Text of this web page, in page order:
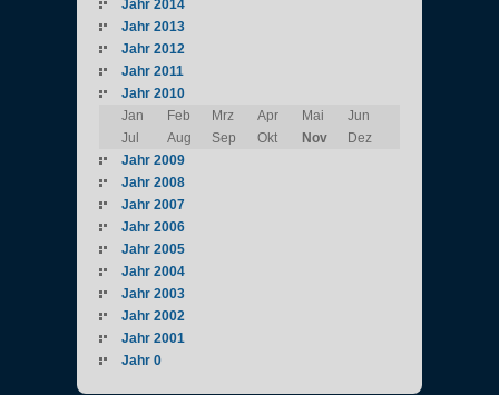
Jahr 2014
Jahr 2013
Jahr 2012
Jahr 2011
Jahr 2010
Jan
Feb Mrz Apr Mai
Jun
Jul
Aug Sep Okt Nov
Dez
Jahr 2009
Jahr 2008
Jahr 2007
Jahr 2006
Jahr 2005
Jahr 2004
Jahr 2003
Jahr 2002
Jahr 2001
Jahr 0